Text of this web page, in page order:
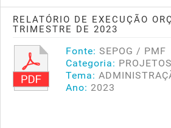
RELATÓRIO DE EXECUÇÃO
TRIMESTRE DE 2023
Fonte: SEPOG / PMF
Categoria:
Tema:
Ano: 2023